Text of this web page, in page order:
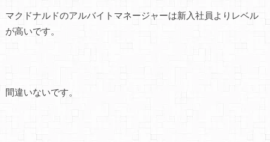
マクドナルドのアルバイトマネージャーは新入社員よりレベル
が高いです。
間違いないです。